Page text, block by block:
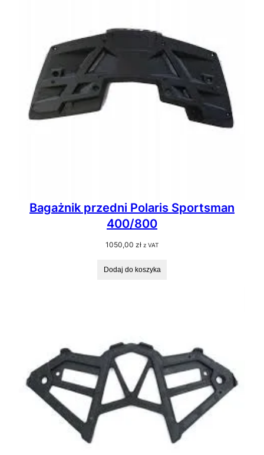
Bagażnik przedni Polaris Sportsman
400/800
1050,00 zł z VAT
Dodaj do koszyka